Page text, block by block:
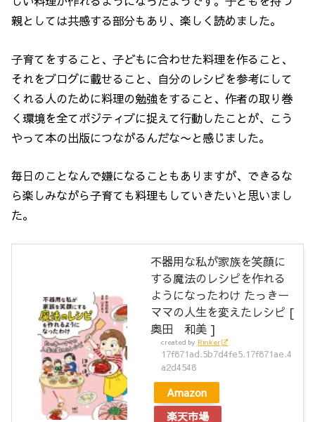
親としては共感する部分もあり、楽しく読めました。
子育てをすること、子どもに合わせた料理を作ること、
それをブログに載せること、自分のレシピを参考にして
くれる人のために料理の勉強をすること、作者の取り巻
く環境を全てポジティブに捉えて行動したことが、こう
やって本の出版につながるんだな〜と感じました。
毎日のことなんで嫌になることもありますが、できるな
ら楽しみながら子育ても料理もしていきたいと思いまし
た。
不器用な私が家族を笑顔に
する魔法のレシピを作れる
ようになったわけ たっきー
ママの人生を変えたレシピ [
奥田 和美 ]
created by Rinker
17f871ad.5b7d4fe5.17f871ae.4
a2d4548
Amazon
楽天市場